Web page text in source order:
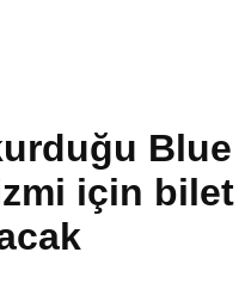
Blue
için bilet